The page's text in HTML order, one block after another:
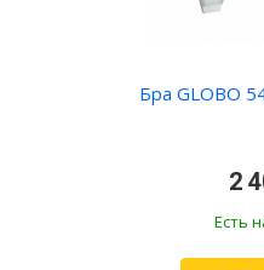
Бра GLOBO
2
Есть